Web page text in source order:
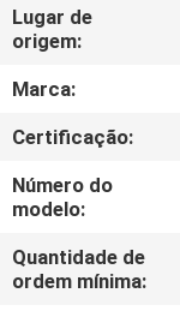
SOBRE
NÓS
EXCURSÃO
DA
FÁBRICA
Lugar de
origem:
Marca:
Certificação:
Número do
modelo:
Quantidade de
ordem mínima: